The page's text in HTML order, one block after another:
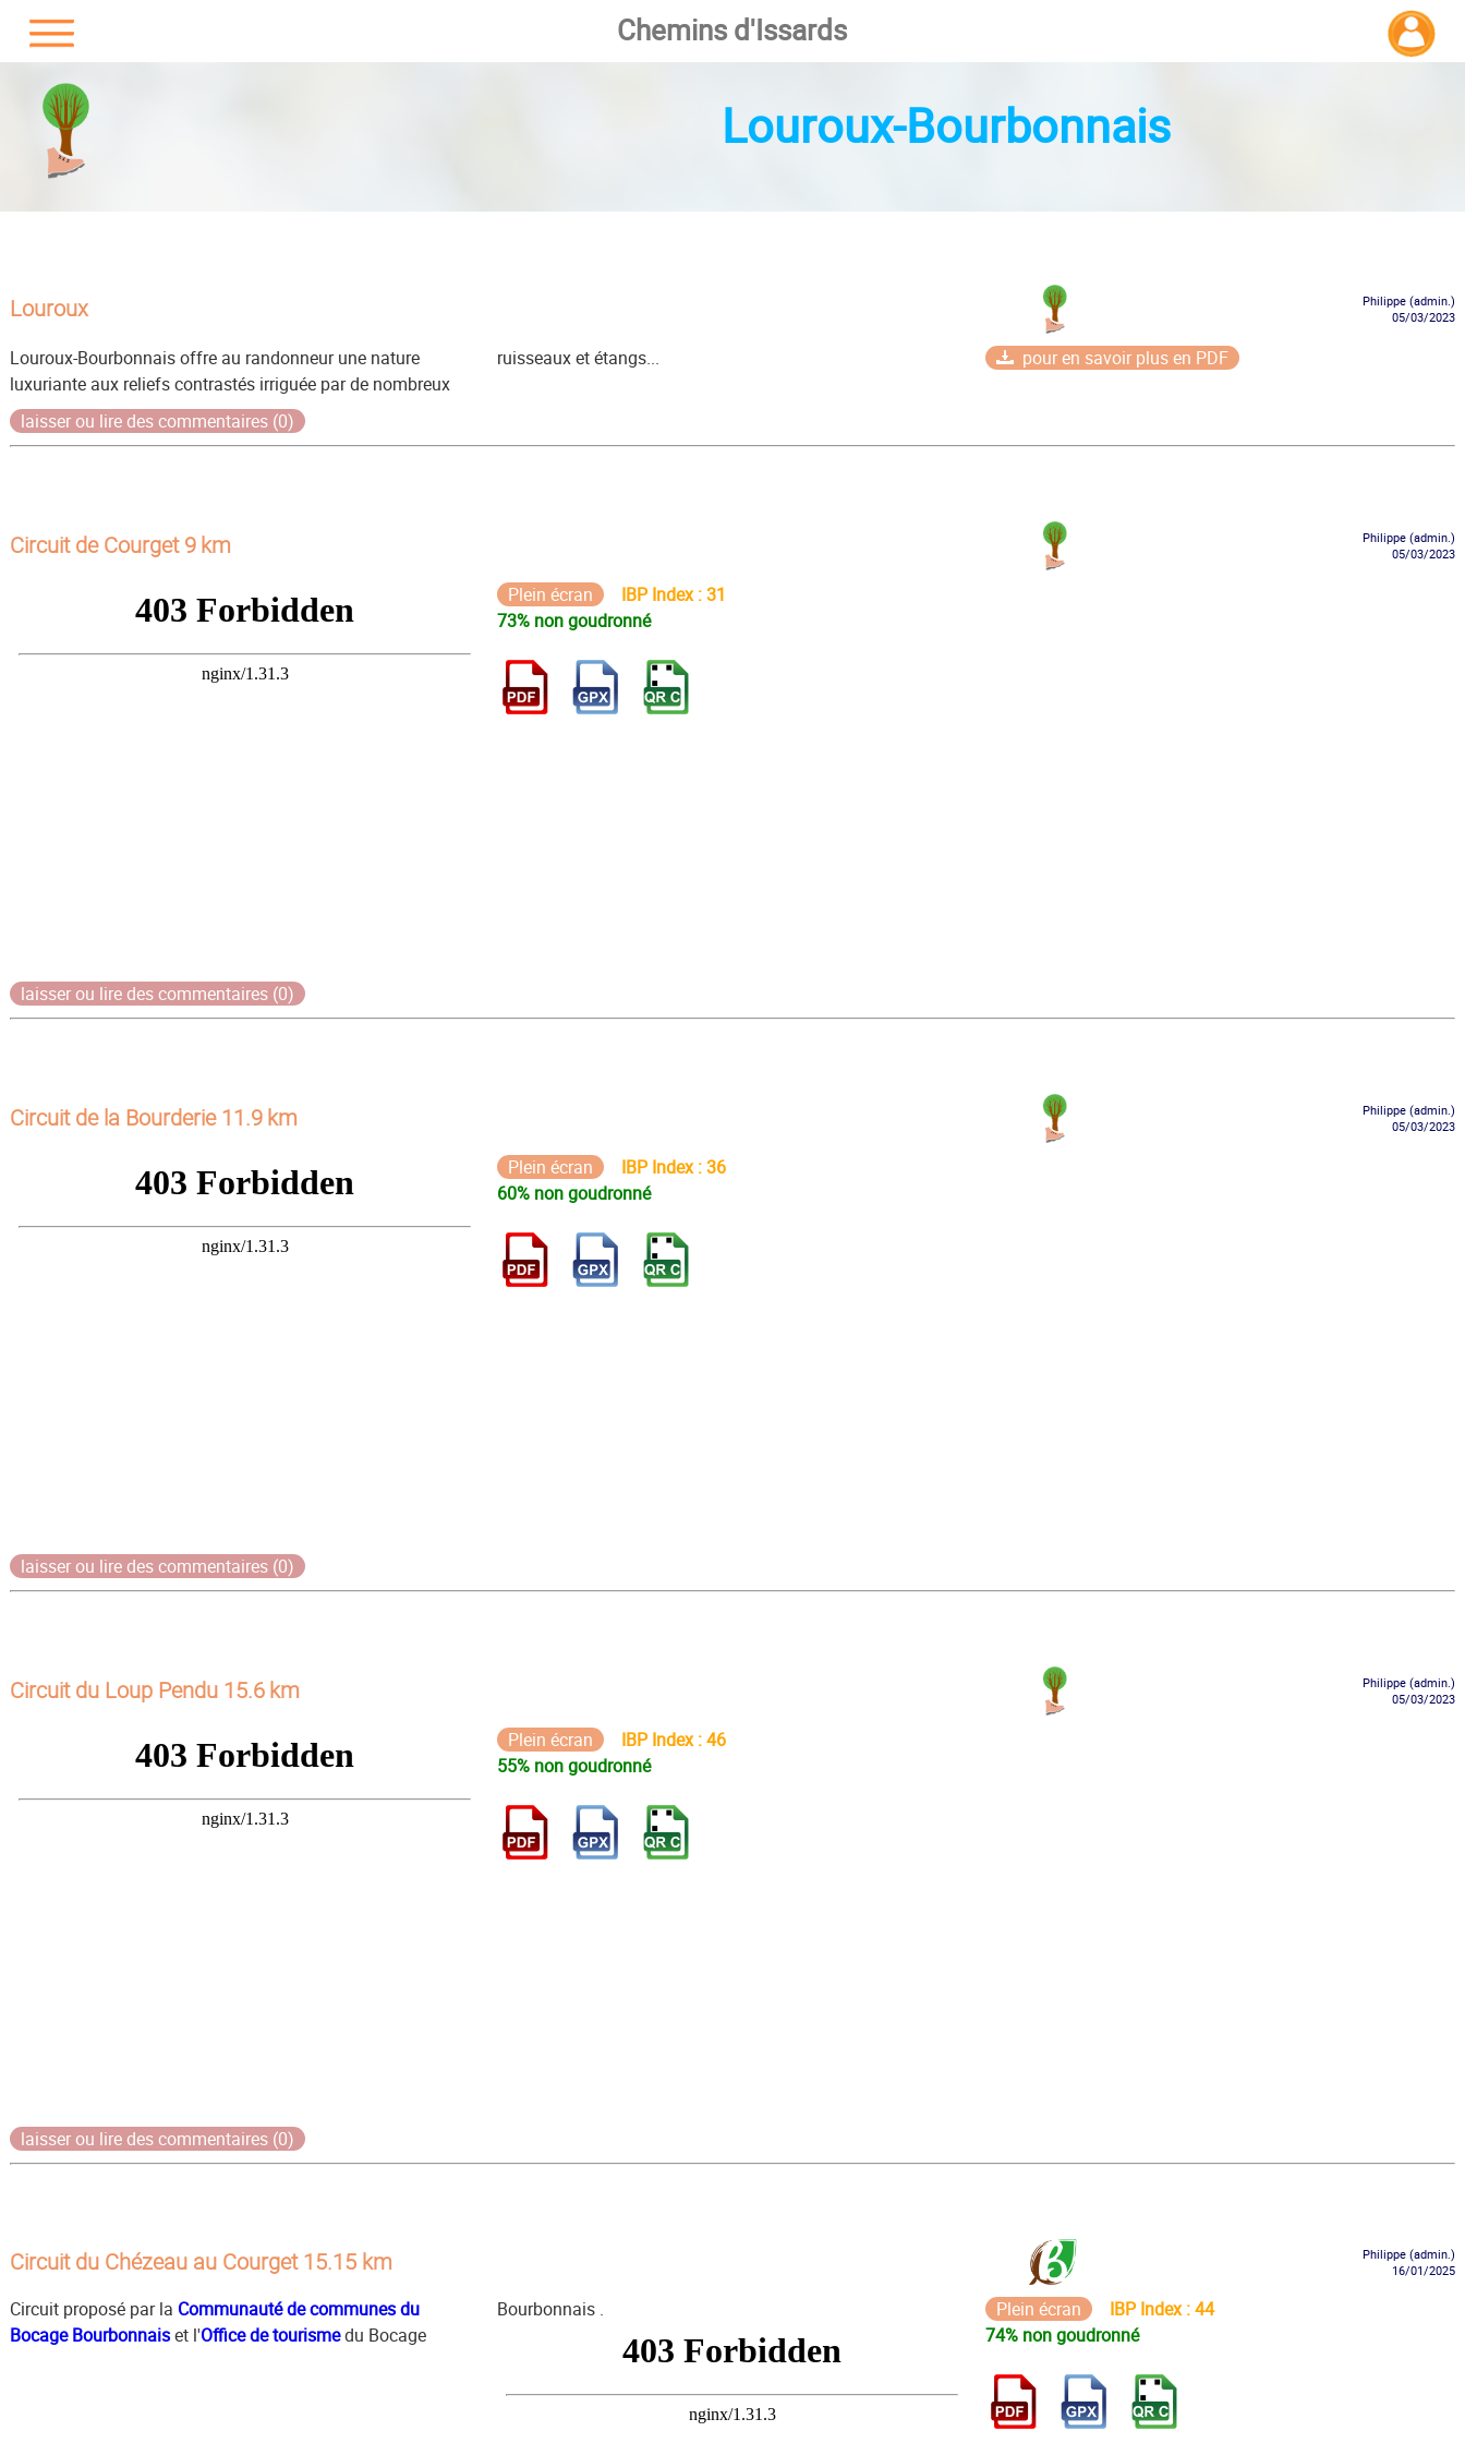
Chemins d'Issards
Louroux-Bourbonnais
Louroux
Philippe (admin.)
05/03/2023
Louroux-Bourbonnais offre au randonneur une nature
luxuriante aux reliefs contrastés irriguée par de nombreux
ruisseaux et étangs... pour en savoir plus en PDF
laisser ou lire des commentaires (0)
Circuit de Courget 9 km
Philippe (admin.)
05/03/2023
Plein écran
IBP Index : 31
73% non goudronné
laisser ou lire des commentaires (0)
Circuit de la Bourderie 11.9 km
Philippe (admin.)
05/03/2023
Plein écran
IBP Index : 36
60% non goudronné
laisser ou lire des commentaires (0)
Circuit du Loup Pendu 15.6 km
Philippe (admin.)
05/03/2023
Plein écran
IBP Index : 46
55% non goudronné
laisser ou lire des commentaires (0)
Circuit du Chézeau au Courget 15.15 km
Philippe (admin.)
16/01/2025
Circuit proposé par la Communauté de communes du
Bocage Bourbonnaiset l'Office de tourismedu Bocage
Bourbonnais . Plein écran
IBP Index : 44
74% non goudronné